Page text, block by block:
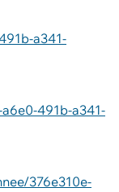
a341-
491b-a341-
376e310e-